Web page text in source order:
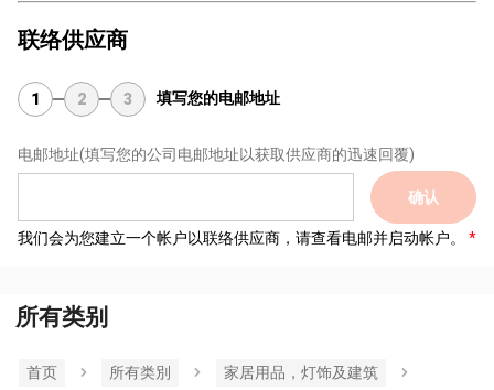
联络供应商
1 2 3 填写您的电邮地址
电邮地址(填写您的公司电邮地址以获取供应商的迅速回覆)
确认
我们会为您建立一个帐户以联络供应商，请查看电邮并启动帐户。
所有类别
首页 所有类別
家居用品，灯饰及建筑